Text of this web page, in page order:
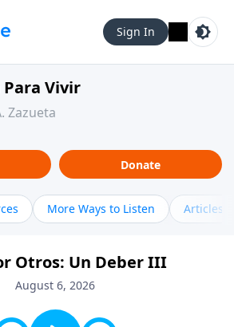
Sign In
Vivir
Zazueta
Donate
More Ways to Listen Articles
Otros: Un Deber III
August 6, 2026